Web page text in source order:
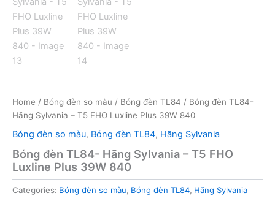
Home / Bóng đèn so màu / Bóng đèn TL84 / Bóng đèn TL84-
Hãng Sylvania – T5 FHO Luxline Plus 39W 840
Bóng đèn so màu, Bóng đèn TL84, Hãng Sylvania
Bóng đèn TL84- Hãng Sylvania – T5 FHO
Luxline Plus 39W 840
Categories: Bóng đèn so màu, Bóng đèn TL84, Hãng Sylvania